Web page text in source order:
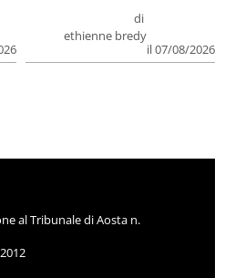
di
ethienne bredy
il 07/08/2026
al Tribunale di Aosta n.